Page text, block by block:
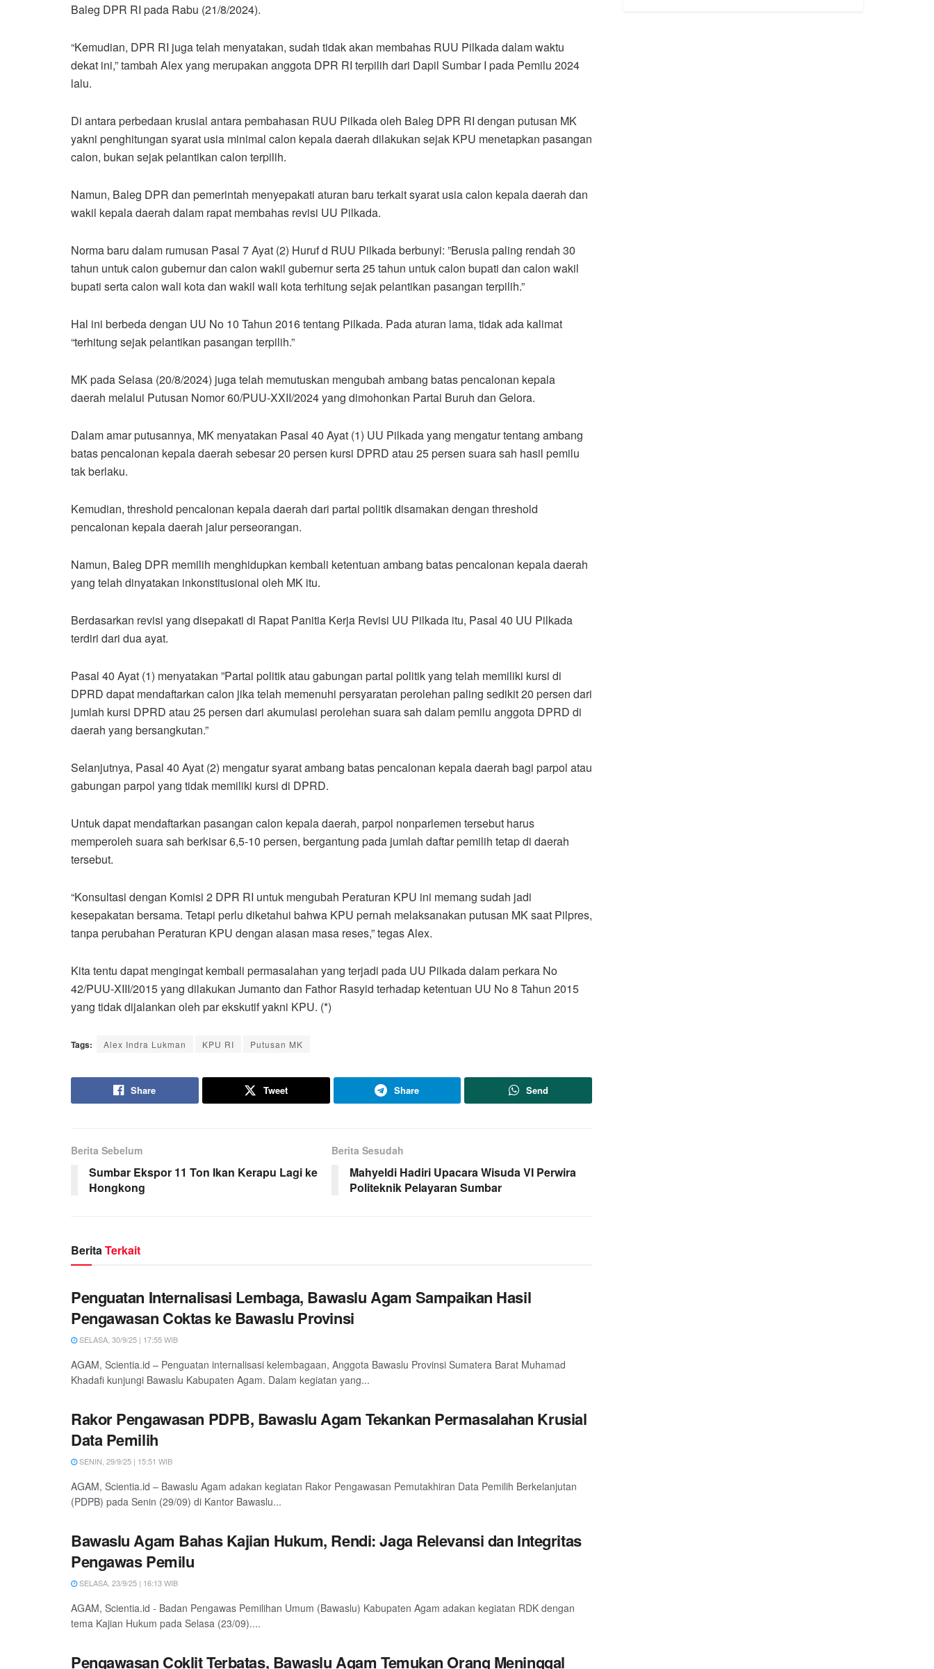
Baleg DPR RI pada Rabu (21/8/2024).
“Kemudian, DPR RI juga telah menyatakan, sudah tidak akan membahas RUU Pilkada dalam waktu
dekat ini,” tambah Alex yang merupakan anggota DPR RI terpilih dari Dapil Sumbar I pada Pemilu 2024
lalu.
Di antara perbedaan krusial antara pembahasan RUU Pilkada oleh Baleg DPR RI dengan putusan MK
yakni penghitungan syarat usia minimal calon kepala daerah dilakukan sejak KPU menetapkan pasangan
calon, bukan sejak pelantikan calon terpilih.
Namun, Baleg DPR dan pemerintah menyepakati aturan baru terkait syarat usia calon kepala daerah dan
wakil kepala daerah dalam rapat membahas revisi UU Pilkada.
Norma baru dalam rumusan Pasal 7 Ayat (2) Huruf d RUU Pilkada berbunyi: ”Berusia paling rendah 30
tahun untuk calon gubernur dan calon wakil gubernur serta 25 tahun untuk calon bupati dan calon wakil
bupati serta calon wali kota dan wakil wali kota terhitung sejak pelantikan pasangan terpilih.”
Hal ini berbeda dengan UU No 10 Tahun 2016 tentang Pilkada. Pada aturan lama, tidak ada kalimat
“terhitung sejak pelantikan pasangan terpilih.”
MK pada Selasa (20/8/2024) juga telah memutuskan mengubah ambang batas pencalonan kepala
daerah melalui Putusan Nomor 60/PUU-XXII/2024 yang dimohonkan Partai Buruh dan Gelora.
Dalam amar putusannya, MK menyatakan Pasal 40 Ayat (1) UU Pilkada yang mengatur tentang ambang
batas pencalonan kepala daerah sebesar 20 persen kursi DPRD atau 25 persen suara sah hasil pemilu
tak berlaku.
Kemudian, threshold pencalonan kepala daerah dari partai politik disamakan dengan threshold
pencalonan kepala daerah jalur perseorangan.
Namun, Baleg DPR memilih menghidupkan kembali ketentuan ambang batas pencalonan kepala daerah
yang telah dinyatakan inkonstitusional oleh MK itu.
Berdasarkan revisi yang disepakati di Rapat Panitia Kerja Revisi UU Pilkada itu, Pasal 40 UU Pilkada
terdiri dari dua ayat.
Pasal 40 Ayat (1) menyatakan ”Partai politik atau gabungan partai politik yang telah memiliki kursi di
DPRD dapat mendaftarkan calon jika telah memenuhi persyaratan perolehan paling sedikit 20 persen dari
jumlah kursi DPRD atau 25 persen dari akumulasi perolehan suara sah dalam pemilu anggota DPRD di
daerah yang bersangkutan.”
Selanjutnya, Pasal 40 Ayat (2) mengatur syarat ambang batas pencalonan kepala daerah bagi parpol atau
gabungan parpol yang tidak memiliki kursi di DPRD.
Untuk dapat mendaftarkan pasangan calon kepala daerah, parpol nonparlemen tersebut harus
memperoleh suara sah berkisar 6,5-10 persen, bergantung pada jumlah daftar pemilih tetap di daerah
tersebut.
“Konsultasi dengan Komisi 2 DPR RI untuk mengubah Peraturan KPU ini memang sudah jadi
kesepakatan bersama. Tetapi perlu diketahui bahwa KPU pernah melaksanakan putusan MK saat Pilpres,
tanpa perubahan Peraturan KPU dengan alasan masa reses,” tegas Alex.
Kita tentu dapat mengingat kembali permasalahan yang terjadi pada UU Pilkada dalam perkara No
42/PUU-XIII/2015 yang dilakukan Jumanto dan Fathor Rasyid terhadap ketentuan UU No 8 Tahun 2015
yang tidak dijalankan oleh par ekskutif yakni KPU. (*)
Tags: Alex Indra Lukman KPU RI Putusan MK
Share Tweet Share Send
Berita Sebelum
Sumbar Ekspor 11 Ton Ikan Kerapu Lagi ke
Hongkong
Berita Sesudah
Mahyeldi Hadiri Upacara Wisuda VI Perwira
Politeknik Pelayaran Sumbar
BeritaTerkait
Penguatan Internalisasi Lembaga, Bawaslu Agam Sampaikan Hasil
Pengawasan Coktas ke Bawaslu Provinsi
SELASA, 30/9/25 | 17:55 WIB
AGAM, Scientia.id – Penguatan internalisasi kelembagaan, Anggota Bawaslu Provinsi Sumatera Barat Muhamad
Khadafi kunjungi Bawaslu Kabupaten Agam. Dalam kegiatan yang...
Rakor Pengawasan PDPB, Bawaslu Agam Tekankan Permasalahan Krusial
Data Pemilih
SENIN, 29/9/25 | 15:51 WIB
AGAM, Scientia.id – Bawaslu Agam adakan kegiatan Rakor Pengawasan Pemutakhiran Data Pemilih Berkelanjutan
(PDPB) pada Senin (29/09) di Kantor Bawaslu...
Bawaslu Agam Bahas Kajian Hukum, Rendi: Jaga Relevansi dan Integritas
Pengawas Pemilu
SELASA, 23/9/25 | 16:13 WIB
AGAM, Scientia.id - Badan Pengawas Pemilihan Umum (Bawaslu) Kabupaten Agam adakan kegiatan RDK dengan
tema Kajian Hukum pada Selasa (23/09)....
Pengawasan Coklit Terbatas, Bawaslu Agam Temukan Orang Meninggal